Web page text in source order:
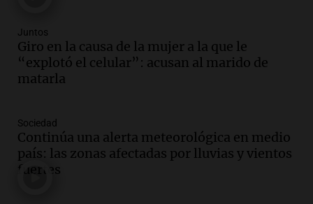
Audio.
por la Ley de Tierras: "Construyeron un
relato mentiroso"
Informados al regreso
gran expo, con concurso de panificados
y actividades destacadas
Panorama Federal
Episodios
Juntos
Giro en la causa de la mujer a la que le
“explotó el celular”: acusan al marido de
matarla
Sociedad
Continúa una alerta meteorológica en medio
país: las zonas afectadas por lluvias y vientos
fuertes